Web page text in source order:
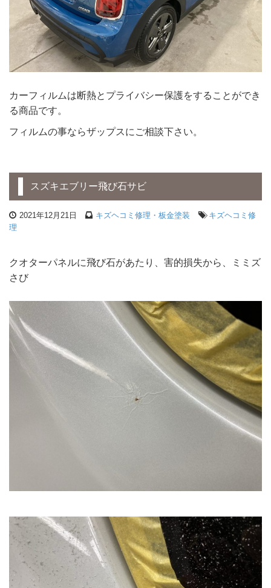
カーフィルムは断熱とプライバシー保護をすることができ
る商品です。
フィルムの事ならザップスにご相談下さい。
スズキエブリー飛び石サビ
2021年12月21日 キズヘコミ修理・板金塗装
キズヘコミ修
理
クオターパネルに飛び石があたり、害的損失から、ミミズ
さび